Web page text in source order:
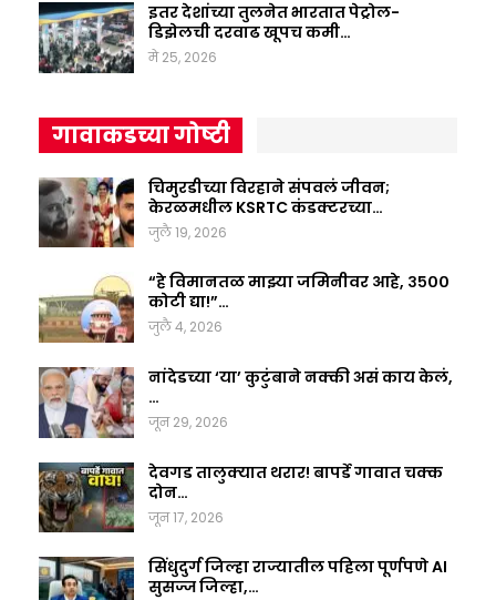
इतर देशांच्या तुलनेत भारतात पेट्रोल-
डिझेलची दरवाढ खूपच कमी…
मे 25, 2026
गावाकडच्या गोष्टी
चिमुरडीच्या विरहाने संपवलं जीवन;
केरळमधील KSRTC कंडक्टरच्या…
जुलै 19, 2026
“हे विमानतळ माझ्या जमिनीवर आहे, ३५००
कोटी द्या!”…
जुलै 4, 2026
नांदेडच्या ‘या’ कुटुंबाने नक्की असं काय केलं,
…
जून 29, 2026
देवगड तालुक्यात थरार! बापर्डे गावात चक्क
दोन…
जून 17, 2026
सिंधुदुर्ग जिल्हा राज्यातील पहिला पूर्णपणे AI
सुसज्ज जिल्हा,…